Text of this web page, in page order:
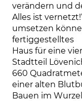
verändern und
Alles ist
umsetzen
fertiggestelltes
Haus für eine
Stadtteil
660
einer alten
Bauen im